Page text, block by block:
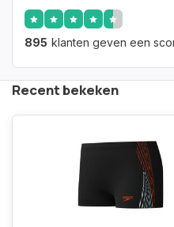
895 klanten geven een
Recent bekeken